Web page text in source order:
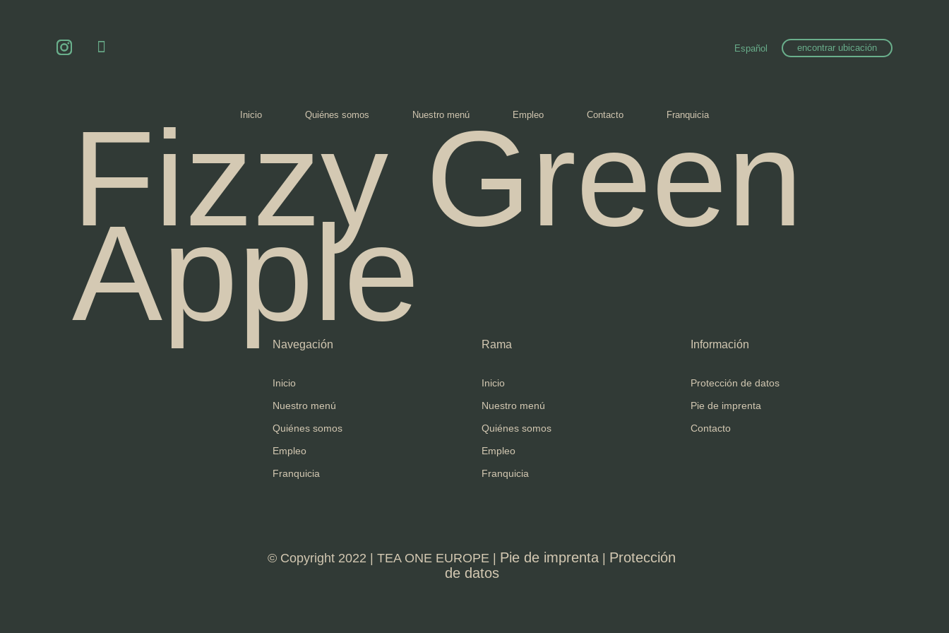
Español encontrar ubicación
Inicio Quiénes somos Nuestro menú Empleo Contacto Franquicia
Fizzy Green
Apple
Navegación
Inicio
Nuestro menú
Quiénes somos
Empleo
Franquicia
Rama
Inicio
Nuestro menú
Quiénes somos
Empleo
Franquicia
Información
Protección de datos
Pie de imprenta
Contacto
© Copyright 2022 | TEA ONE EUROPE | Pie de imprenta
Protección
de datos